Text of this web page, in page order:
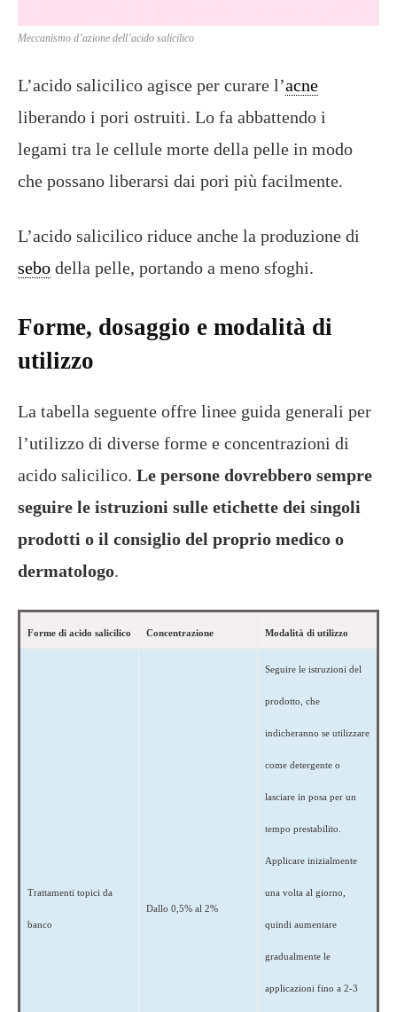
Meccanismo d’azione dell’acido salicilico
L’acido salicilico agisce per curare l’acne
liberando i pori ostruiti. Lo fa abbattendo i
legami tra le cellule morte della pelle in modo
che possano liberarsi dai pori più facilmente.
L’acido salicilico riduce anche la produzione di
sebo della pelle, portando a meno sfoghi.
Forme, dosaggio e modalità di
utilizzo
La tabella seguente offre linee guida generali per
l’utilizzo di diverse forme e concentrazioni di
acido salicilico. Le persone dovrebbero sempre
seguire le istruzioni sulle etichette dei singoli
prodotti o il consiglio del proprio medico o
dermatologo.
Forme di acido salicilico Concentrazione Modalità di utilizzo
Trattamenti topici da
banco
Dallo 0,5% al ​​2%
Seguire le istruzioni del
prodotto, che
indicheranno se utilizzare
come detergente o
lasciare in posa per un
tempo prestabilito.
Applicare inizialmente
una volta al giorno,
quindi aumentare
gradualmente le
applicazioni fino a 2-3